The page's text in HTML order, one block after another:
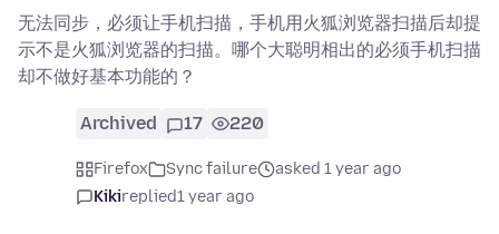
无法同步，必须让手机扫描，手机用火狐浏览器扫描后却提
示不是火狐浏览器的扫描。哪个大聪明相出的必须手机扫描
却不做好基本功能的？
Archived 17 220
Firefox Sync failure
asked 1 year ago
Kikireplied1 year ago